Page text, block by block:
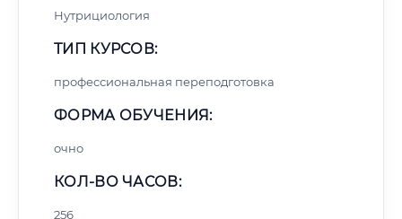
Нутрициология
ТИП КУРСОВ:
профессиональная переподготовка
ФОРМА ОБУЧЕНИЯ:
очно
КОЛ-ВО ЧАСОВ:
256